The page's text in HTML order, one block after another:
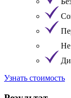
Не
Узнать стоимость